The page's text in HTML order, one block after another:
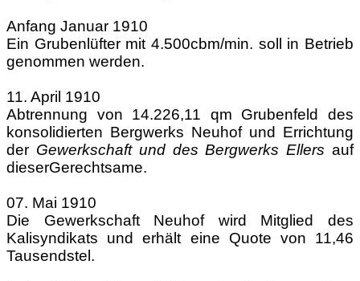
Anfang Januar 1910
Ein Grubenlüfter mit 4.500cbm/min. soll in Betrieb
genommen werden.
11. April 1910
Abtrennung von 14.226,11 qm Grubenfeld des
konsolidierten Bergwerks Neuhof und Errichtung
der Gewerkschaft und des Bergwerks Ellers auf
dieserGerechtsame.
07. Mai 1910
Die Gewerkschaft Neuhof wird Mitglied des
Kalisyndikats und erhält eine Quote von 11,46
Tausendstel.